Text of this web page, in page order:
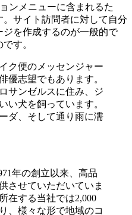
ンメニューに含まれるた
サイト訪問者に対して自分
を作成するのが一般的で
す。
ク便のメッセンジャー
優志望でもあります。
サンゼルスに住み、ジ
い犬を飼っています。
ダ、そして通り雨に濡
年の創立以来、高品
させていただいていま
在する当社では2,000
、様々な形で地域のコ